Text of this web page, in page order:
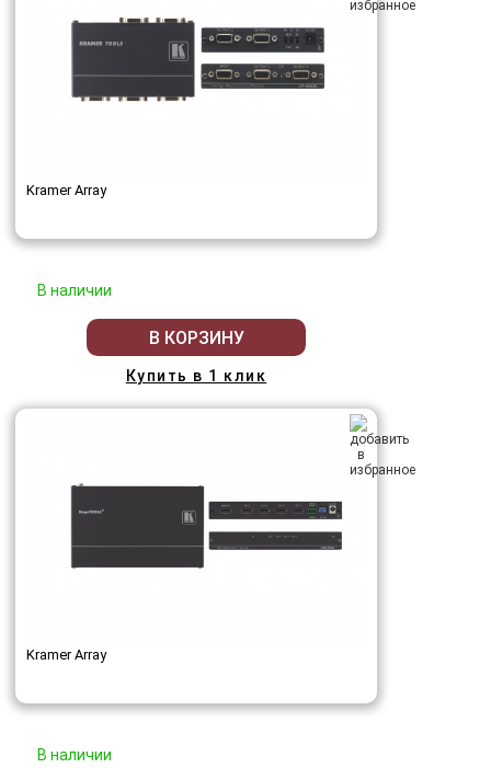
Kramer Array
В наличии
В КОРЗИНУ
Купить в 1 клик
Kramer Array
В наличии